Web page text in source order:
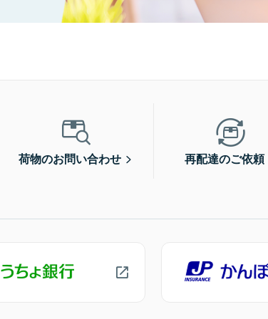
荷物のお問い合わせ 再配達のご依頼